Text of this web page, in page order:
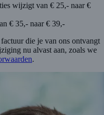
wijzigt van € 25,- naar €
€ 35,- naar € 39,-
die je van ons ontvangt
nu alvast aan, zoals we
.